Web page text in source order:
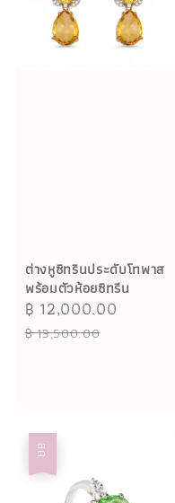
ต่างหูซิทรินประดับโทพาส
พร้อมตัวห้อยซิทรีน
Sale
price
฿ 12,000.00
฿ 13,500.00
ลด